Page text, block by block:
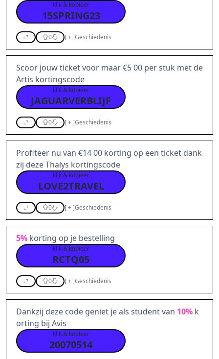
klik & kopieer
15SPRING23
0 [+]Geschiedenis
Scoor jouw ticket voor maar €5 00 per stuk met de
Artis kortingscode
klik & kopieer
JAGUARVERBLIJF
0 [+]Geschiedenis
Profiteer nu van €14 00 korting op een ticket dank
zij deze Thalys kortingscode
klik & kopieer
LOVE2TRAVEL
0 [+]Geschiedenis
5% korting op je bestelling
klik & kopieer
RCTQ05
0 [+]Geschiedenis
Dankzij deze code geniet je als student van 10% k
orting bij Avis
klik & kopieer
20070514